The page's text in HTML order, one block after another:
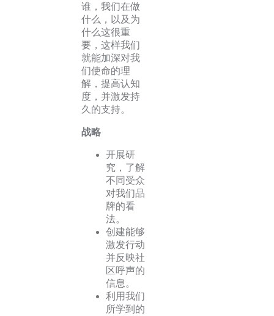
谁，我们在做
什么，以及为
什么这很重
要，这样我们
就能加深对我
们使命的理
解，提高认知
度，并激发持
久的支持。
战略
开展研
究，了解
不同受众
对我们品
牌的看
法。
创建能够
激发行动
并反映社
区呼声的
信息。
利用我们
所学到的